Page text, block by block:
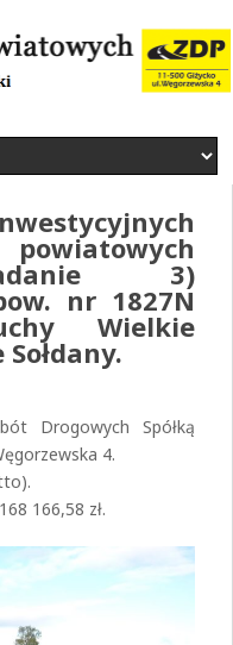
3)
nr 1827N
Wielkie
Drogowych Spółką
4.
166,58 zł.